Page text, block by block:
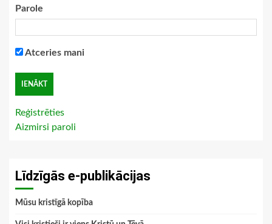
Parole
Atceries mani
Reģistrēties
Aizmirsi paroli
Līdzīgās e-publikācijas
Mūsu kristīgā kopība